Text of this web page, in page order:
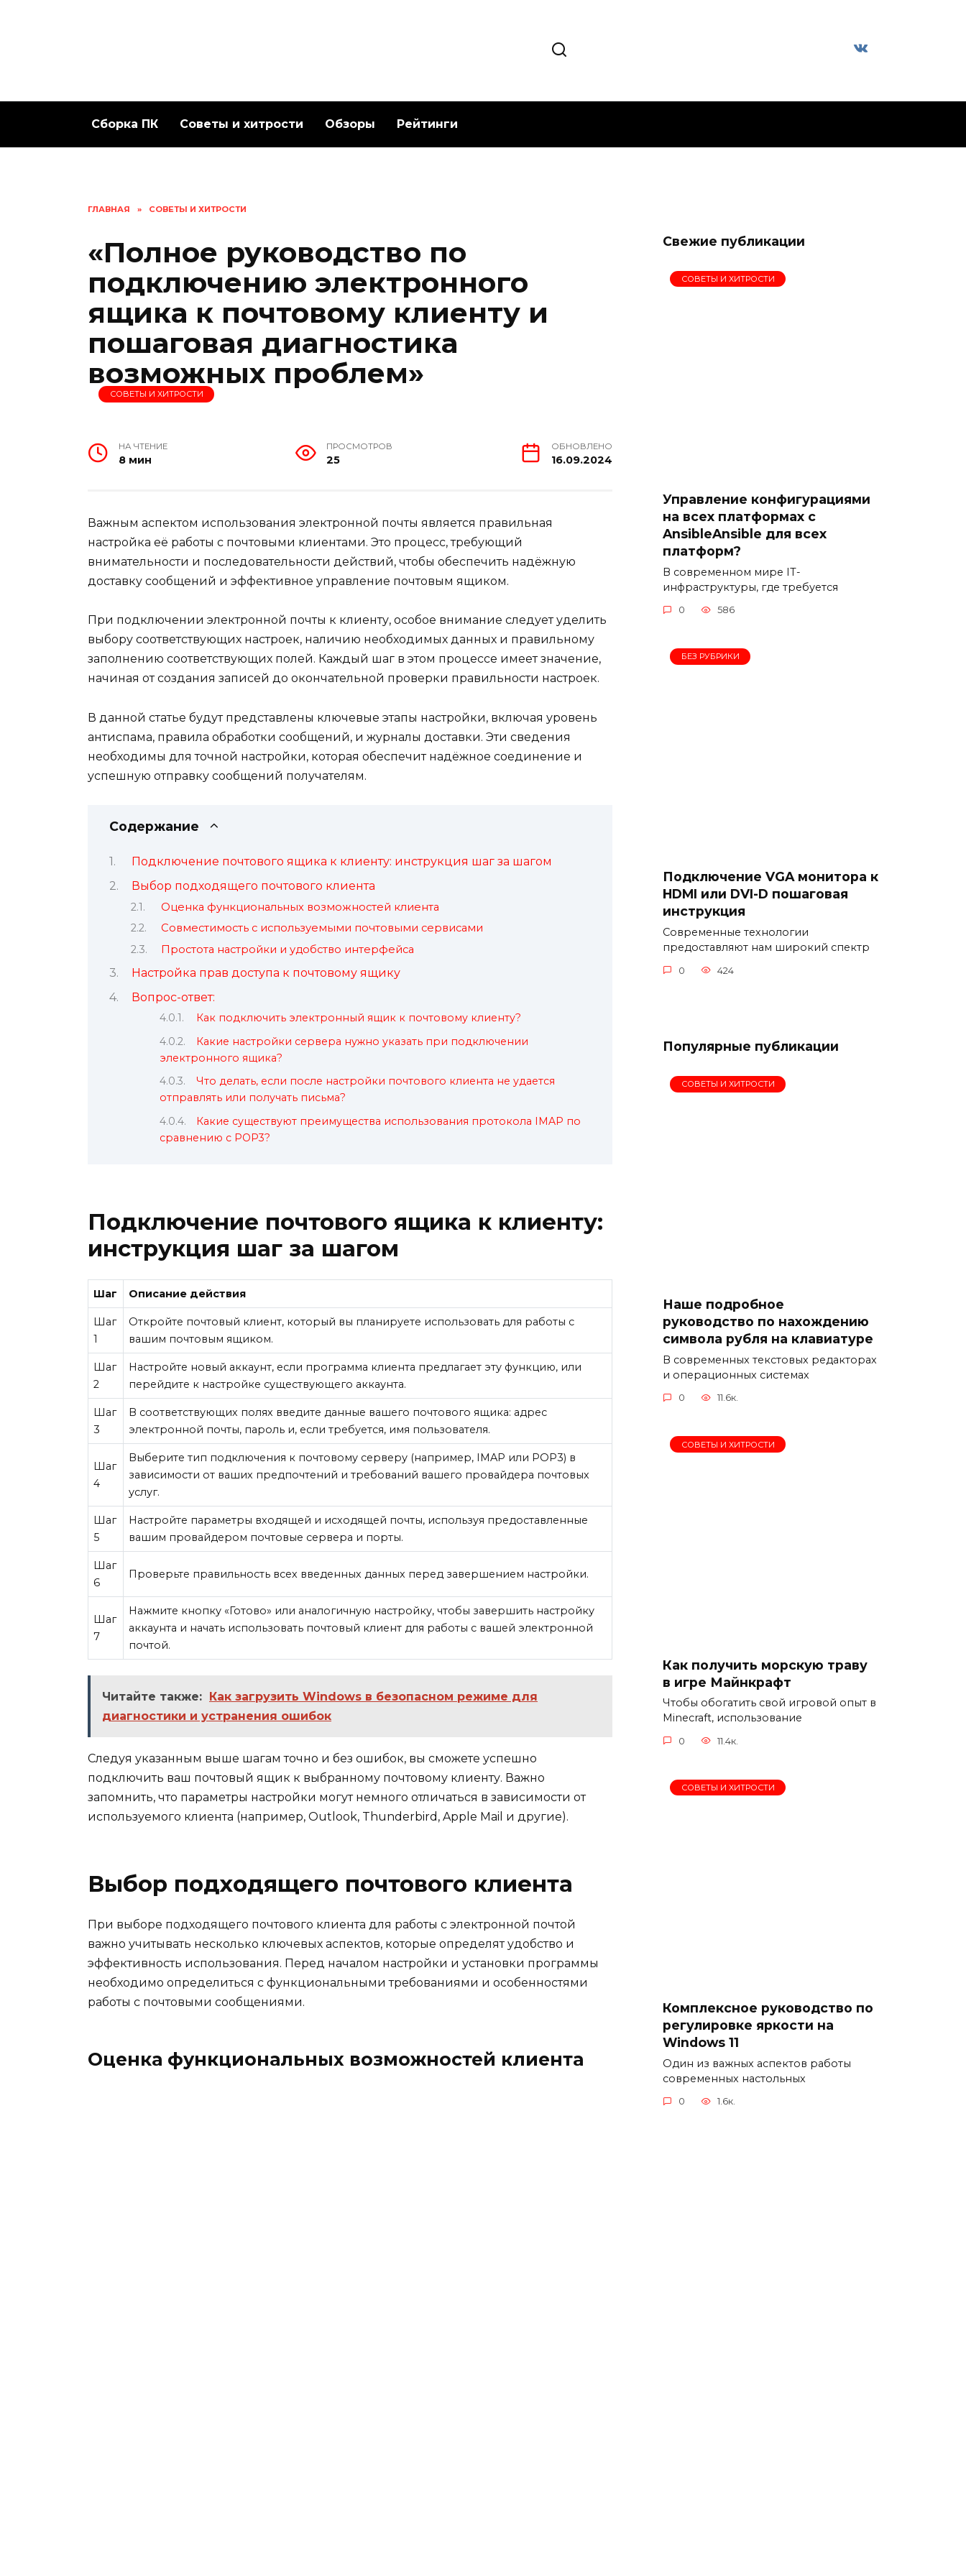
Сборка ПК Советы и хитрости Обзоры Рейтинги
ГЛАВНАЯ » СОВЕТЫ И ХИТРОСТИ
«Полное руководство по
подключению электронного
ящика к почтовому клиенту и
пошаговая диагностика
возможных проблем»
СОВЕТЫ И ХИТРОСТИ
НА ЧТЕНИЕ
8 мин
ПРОСМОТРОВ
25
ОБНОВЛЕНО
16.09.2024
Важным аспектом использования электронной почты является правильная
настройка её работы с почтовыми клиентами. Это процесс, требующий
внимательности и последовательности действий, чтобы обеспечить надёжную
доставку сообщений и эффективное управление почтовым ящиком.
При подключении электронной почты к клиенту, особое внимание следует уделить
выбору соответствующих настроек, наличию необходимых данных и правильному
заполнению соответствующих полей. Каждый шаг в этом процессе имеет значение,
начиная от создания записей до окончательной проверки правильности настроек.
В данной статье будут представлены ключевые этапы настройки, включая уровень
антиспама, правила обработки сообщений, и журналы доставки. Эти сведения
необходимы для точной настройки, которая обеспечит надёжное соединение и
успешную отправку сообщений получателям.
Содержание
Подключение почтового ящика к клиенту: инструкция шаг за шагом
Выбор подходящего почтового клиента
Оценка функциональных возможностей клиента
Совместимость с используемыми почтовыми сервисами
Простота настройки и удобство интерфейса
Настройка прав доступа к почтовому ящику
Вопрос-ответ:
Как подключить электронный ящик к почтовому клиенту?
Какие настройки сервера нужно указать при подключении
электронного ящика?
Что делать, если после настройки почтового клиента не удается
отправлять или получать письма?
Какие существуют преимущества использования протокола IMAP по
сравнению с POP3?
Подключение почтового ящика к клиенту:
инструкция шаг за шагом
Шаг Описание действия
Шаг
1
Откройте почтовый клиент, который вы планируете использовать для работы с
вашим почтовым ящиком.
Шаг
2
Настройте новый аккаунт, если программа клиента предлагает эту функцию, или
перейдите к настройке существующего аккаунта.
Шаг
3
В соответствующих полях введите данные вашего почтового ящика: адрес
электронной почты, пароль и, если требуется, имя пользователя.
Шаг
4
Выберите тип подключения к почтовому серверу (например, IMAP или POP3) в
зависимости от ваших предпочтений и требований вашего провайдера почтовых
услуг.
Шаг
5
Настройте параметры входящей и исходящей почты, используя предоставленные
вашим провайдером почтовые сервера и порты.
Шаг
6
Проверьте правильность всех введенных данных перед завершением настройки.
Шаг
7
Нажмите кнопку «Готово» или аналогичную настройку, чтобы завершить настройку
аккаунта и начать использовать почтовый клиент для работы с вашей электронной
почтой.
Читайте также: Как загрузить Windows в безопасном режиме для
диагностики и устранения ошибок
Следуя указанным выше шагам точно и без ошибок, вы сможете успешно
подключить ваш почтовый ящик к выбранному почтовому клиенту. Важно
запомнить, что параметры настройки могут немного отличаться в зависимости от
используемого клиента (например, Outlook, Thunderbird, Apple Mail и другие).
Выбор подходящего почтового клиента
При выборе подходящего почтового клиента для работы с электронной почтой
важно учитывать несколько ключевых аспектов, которые определят удобство и
эффективность использования. Перед началом настройки и установки программы
необходимо определиться с функциональными требованиями и особенностями
работы с почтовыми сообщениями.
Оценка функциональных возможностей клиента
Свежие публикации
СОВЕТЫ И ХИТРОСТИ
Управление конфигурациями
на всех платформах с
AnsibleAnsible для всех
платформ?
В современном мире IT-
инфраструктуры, где требуется
0 586
БЕЗ РУБРИКИ
Подключение VGA монитора к
HDMI или DVI-D пошаговая
инструкция
Современные технологии
предоставляют нам широкий спектр
0 424
Популярные публикации
СОВЕТЫ И ХИТРОСТИ
Наше подробное
руководство по нахождению
символа рубля на клавиатуре
В современных текстовых редакторах
и операционных системах
0 11.6к.
СОВЕТЫ И ХИТРОСТИ
Как получить морскую траву
в игре Майнкрафт
Чтобы обогатить свой игровой опыт в
Minecraft, использование
0 11.4к.
СОВЕТЫ И ХИТРОСТИ
Комплексное руководство по
регулировке яркости на
Windows 11
Один из важных аспектов работы
современных настольных
0 1.6к.